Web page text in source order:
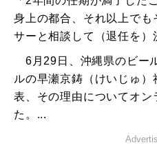
身上の都合、それ以上でも
サーと相談して（退任を）
6月29日、沖縄県のビー
ルの早瀬京鋳（けいじゅ
表、その理由についてオン
た。...